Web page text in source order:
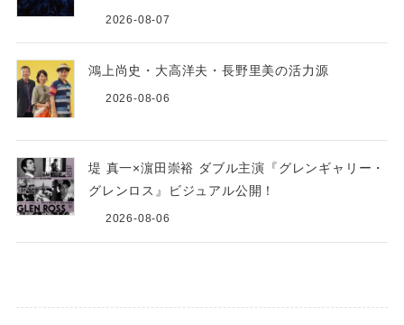
2026-08-07
鴻上尚史・大高洋夫・長野里美の活力源
2026-08-06
堤 真一×濵田崇裕 ダブル主演『グレンギャリー・
グレンロス』ビジュアル公開！
2026-08-06